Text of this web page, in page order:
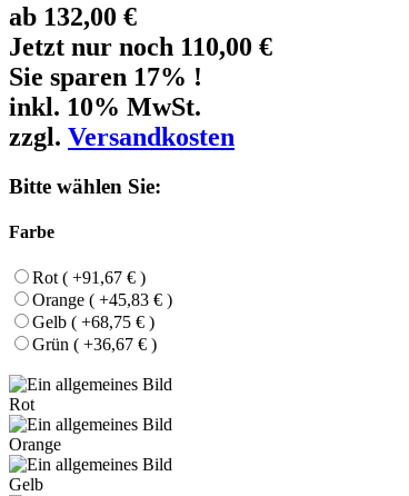
ab 132,00 €
Jetzt nur noch 110,00 €
Sie sparen 17% !
inkl. 10% MwSt.
zzgl. Versandkosten
Bitte wählen Sie:
Farbe
Rot ( +91,67 € )
Orange ( +45,83 € )
Gelb ( +68,75 € )
Grün ( +36,67 € )
Rot
Orange
Gelb